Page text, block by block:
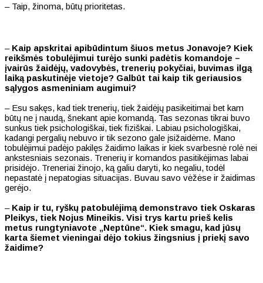
– Taip, žinoma, būtų prioritetas.
– Kaip apskritai apibūdintum šiuos metus Jonavoje? Kiek
reikšmės tobulėjimui turėjo sunki padėtis komandoje –
įvairūs žaidėjų, vadovybės, trenerių pokyčiai, buvimas ilgą
laiką paskutinėje vietoje? Galbūt tai kaip tik geriausios
sąlygos asmeniniam augimui?
– Esu sakęs, kad tiek trenerių, tiek žaidėjų pasikeitimai bet kam
būtų ne į naudą, šnekant apie komandą. Tas sezonas tikrai buvo
sunkus tiek psichologiškai, tiek fiziškai. Labiau psichologiškai,
kadangi pergalių nebuvo ir tik sezono gale įsižaidėme. Mano
tobulėjimui padėjo pakilęs žaidimo laikas ir kiek svarbesnė rolė nei
ankstesniais sezonais. Trenerių ir komandos pasitikėjimas labai
prisidėjo. Treneriai žinojo, ką galiu daryti, ko negaliu, todėl
nepastatė į nepatogias situacijas. Buvau savo vėžėse ir žaidimas
gerėjo.
–Kaip ir tu, ryškų patobulėjimą demonstravo tiek Oskaras
Pleikys, tiek Nojus Mineikis. Visi trys kartu prieš kelis
metus rungtyniavote „Neptūne“. Kiek smagu, kad jūsų
karta šiemet vieningai dėjo tokius žingsnius į priekį savo
žaidime?